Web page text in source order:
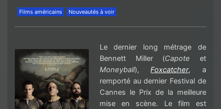
Films américains Nouveautés à voir
Le dernier long métrage de
Bennett Miller(Capote et
Moneyball),Foxcatcher,
a
remporté au dernier Festival de
Cannes le Prix de la meilleure
mise en scène. Le filmest